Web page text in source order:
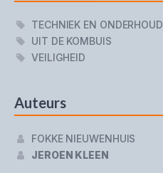
TECHNIEK EN ONDERHOUD
UIT DE KOMBUIS
VEILIGHEID
Auteurs
FOKKE NIEUWENHUIS
JEROEN KLEEN